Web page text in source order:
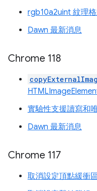
rgb10a2uint 紋理
Dawn 最新消息
Chrome 118
實驗性支援讀寫和
Dawn 最新消息
Chrome 117
取消設定頂點緩衝